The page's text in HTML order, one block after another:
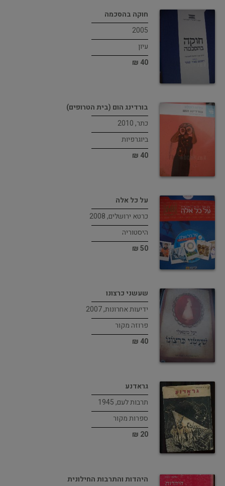
חוקה בהסכמה
2005
עיון
40 ₪
בורדינג הום (בית הטרופים)
כתר, 2010
ביוגרפיות
40 ₪
על כל אלה
כרטא ירושלים, 2008
היסטוריה
50 ₪
שעשני כרצונו
ידיעות אחרונות, 2007
פרוזה מקור
40 ₪
גראדנע
תרבות לעם, 1945
ספרות מקור
20 ₪
היהדות והתרבות החילונית